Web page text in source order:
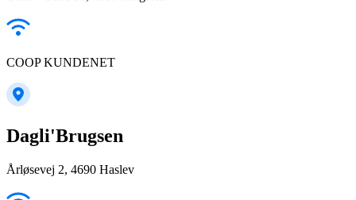
COOP KUNDENET
Dagli'Brugsen
Årløsevej 2, 4690 Haslev